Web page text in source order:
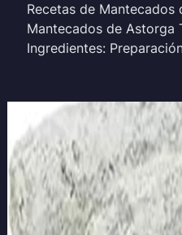
Recetas de Mantecados
Mantecados de Astorga
Ingredientes: